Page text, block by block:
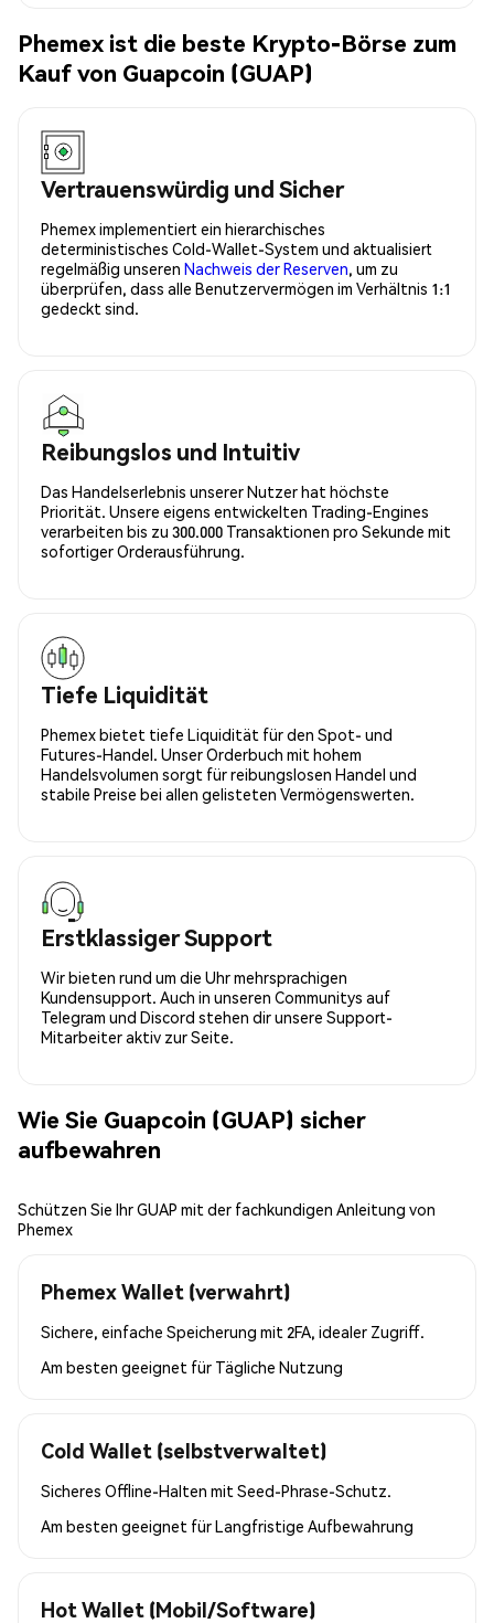
Phemex ist die beste Krypto-Börse zum
Kauf von Guapcoin (GUAP)
Vertrauenswürdig und Sicher
Phemex implementiert ein hierarchisches
deterministisches Cold-Wallet-System und aktualisiert
regelmäßig unseren Nachweis der Reserven, um zu
überprüfen, dass alle Benutzervermögen im Verhältnis 1:1
gedeckt sind.
Reibungslos und Intuitiv
Das Handelserlebnis unserer Nutzer hat höchste
Priorität. Unsere eigens entwickelten Trading-Engines
verarbeiten bis zu 300.000 Transaktionen pro Sekunde mit
sofortiger Orderausführung.
Tiefe Liquidität
Phemex bietet tiefe Liquidität für den Spot- und
Futures-Handel. Unser Orderbuch mit hohem
Handelsvolumen sorgt für reibungslosen Handel und
stabile Preise bei allen gelisteten Vermögenswerten.
Erstklassiger Support
Wir bieten rund um die Uhr mehrsprachigen
Kundensupport. Auch in unseren Communitys auf
Telegram und Discord stehen dir unsere Support-
Mitarbeiter aktiv zur Seite.
Wie Sie Guapcoin (GUAP) sicher
aufbewahren
Schützen Sie Ihr GUAP mit der fachkundigen Anleitung von
Phemex
Phemex Wallet (verwahrt)
Sichere, einfache Speicherung mit 2FA, idealer Zugriff.
Am besten geeignet für Tägliche Nutzung
Cold Wallet (selbstverwaltet)
Sicheres Offline-Halten mit Seed-Phrase-Schutz.
Am besten geeignet fürLangfristige Aufbewahrung
Hot Wallet (Mobil/Software)